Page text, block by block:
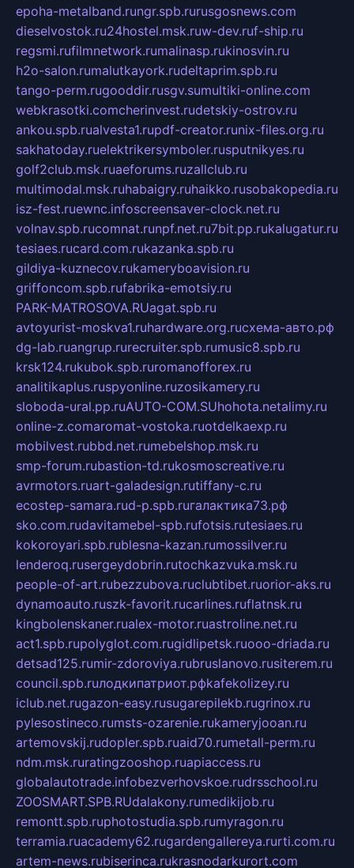
epoha-metalband.rungr.spb.rurusgosnews.com
dieselvostok.ru24hostel.msk.ruw-dev.ruf-ship.ru
regsmi.rufilmnetwork.rumalinasp.rukinosvin.ru
h2o-salon.rumalutkayork.rudeltaprim.spb.ru
tango-perm.rugooddir.rusgv.sumultiki-online.com
webkrasotki.comcherinvest.rudetskiy-ostrov.ru
ankou.spb.rualvesta1.rupdf-creator.runix-files.org.ru
sakhatoday.ruelektrikersymboler.rusputnikyes.ru
golf2club.msk.ruaeforums.ruzallclub.ru
multimodal.msk.ruhabaigry.ruhaikko.rusobakopedia.ru
isz-fest.ruewnc.infoscreensaver-clock.net.ru
volnav.spb.rucomnat.runpf.net.ru7bit.pp.rukalugatur.ru
tesiaes.rucard.com.rukazanka.spb.ru
gildiya-kuznecov.rukameryboavision.ru
griffoncom.spb.rufabrika-emotsiy.ru
PARK-MATROSOVA.RUagat.spb.ru
avtoyurist-moskva1.ruhardware.org.ruсхема-авто.рф
dg-lab.ruangrup.rurecruiter.spb.rumusic8.spb.ru
krsk124.rukubok.spb.ruromanofforex.ru
analitikaplus.ruspyonline.ruzosikamery.ru
sloboda-ural.pp.ruAUTO-COM.SUhohota.netalimy.ru
online-z.comaromat-vostoka.ruotdelkaexp.ru
mobilvest.rubbd.net.rumebelshop.msk.ru
smp-forum.rubastion-td.rukosmoscreative.ru
avrmotors.ruart-galadesign.rutiffany-c.ru
ecostep-samara.rud-p.spb.ruгалактика73.рф
sko.com.rudavitamebel-spb.rufotsis.rutesiaes.ru
kokoroyari.spb.rublesna-kazan.rumossilver.ru
lenderoq.rusergeydobrin.rutochkazvuka.msk.ru
people-of-art.rubezzubova.ruclubtibet.ruorior-aks.ru
dynamoauto.ruszk-favorit.rucarlines.ruflatnsk.ru
kingbolenskaner.rualex-motor.ruastroline.net.ru
act1.spb.rupolyglot.com.rugidlipetsk.ruooo-driada.ru
detsad125.rumir-zdoroviya.rubruslanovo.rusiterem.ru
council.spb.ruлодкипатриот.рфkafekolizey.ru
iclub.net.rugazon-easy.rusugarepilekb.rugrinox.ru
pylesostineco.rumsts-ozarenie.rukameryjooan.ru
artemovskij.rudopler.spb.ruaid70.rumetall-perm.ru
ndm.msk.ruratingzooshop.ruapiaccess.ru
globalautotrade.infobezverhovskoe.rudrsschool.ru
ZOOSMART.SPB.RUdalakony.rumedikijob.ru
remontt.spb.ruphotostudia.spb.rumyragon.ru
terramia.ruacademy62.rugardengallereya.rurti.com.ru
artem-news.rubiserinca.rukrasnodarkurort.com